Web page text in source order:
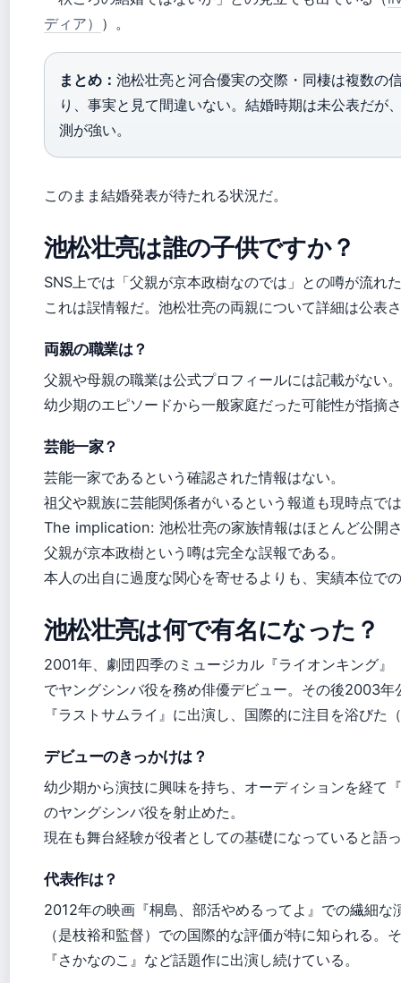
ディア） ）。
まとめ： 池松壮亮と河合優実の交際・同棲は複数の
り、事実と見て間違いない。結婚時期は未公表だが
測が強い。
このまま結婚発表が待たれる状況だ。
池松壮亮は誰の子供ですか？
SNS上では「父親が京本政樹なのでは」との噂が流れ
これは誤情報だ。池松壮亮の両親について詳細は公表
両親の職業は？
父親や母親の職業は公式プロフィールには記載がない。
幼少期のエピソードから一般家庭だった可能性が指摘
芸能一家？
芸能一家であるという確認された情報はない。
祖父や親族に芸能関係者がいるという報道も現時点で
The implication: 池松壮亮の家族情報はほとんど公開
父親が京本政樹という噂は完全な誤報である。
本人の出自に過度な関心を寄せるよりも、実績本位で
池松壮亮は何で有名になった？
2001年、劇団四季のミュージカル『ライオンキング』
でヤングシンバ役を務め俳優デビュー。その後2003年
『ラストサムライ』に出演し、国際的に注目を浴びた
デビューのきっかけは？
幼少期から演技に興味を持ち、オーディションを経て
のヤングシンバ役を射止めた。
現在も舞台経験が役者としての基礎になっていると語
代表作は？
2012年の映画『桐島、部活やめるってよ』での繊細
（是枝裕和監督）での国際的な評価が特に知られる。
『さかなのこ』など話題作に出演し続けている。